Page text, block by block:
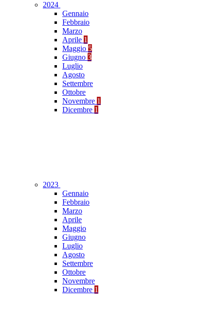
2024
Gennaio
Febbraio
Marzo
Aprile 1
Maggio 5
Giugno 3
Luglio
Agosto
Settembre
Ottobre
Novembre 1
Dicembre 1
2023
Gennaio
Febbraio
Marzo
Aprile
Maggio
Giugno
Luglio
Agosto
Settembre
Ottobre
Novembre
Dicembre 1